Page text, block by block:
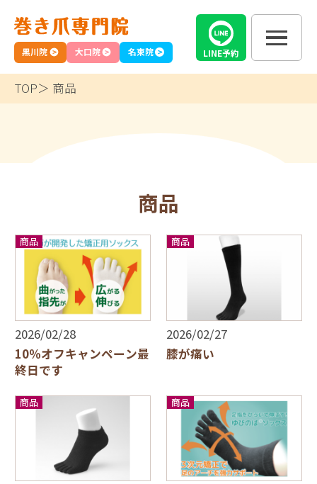
名東院
黒川院 大口院 LINE予約
TOP 商品
商品
商品
2026/02/28
10％オフキャンペーン最
終日です
商品
2026/02/27
膝が痛い
商品 商品